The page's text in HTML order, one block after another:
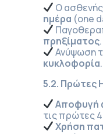
Ο ασθενής
ημέρα (one
πρηξίματος.
Ανύψωση
κυκλοφορία.
5.2. Πρώτες
Αποφυγή
τις πρώτες
Χρήση